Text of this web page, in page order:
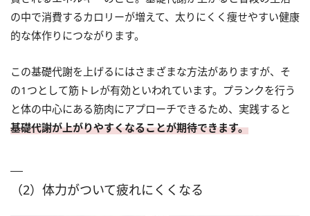
の中で消費するカロリーが増えて、太りにくく痩せやすい健康
的な体作りにつながります。
この基礎代謝を上げるにはさまざまな方法がありますが、そ
の1つとして筋トレが有効といわれています。プランクを行う
と体の中心にある筋肉にアプローチできるため、実践すると
基礎代謝が上がりやすくなることが期待できます。
（2）体力がついて疲れにくくなる